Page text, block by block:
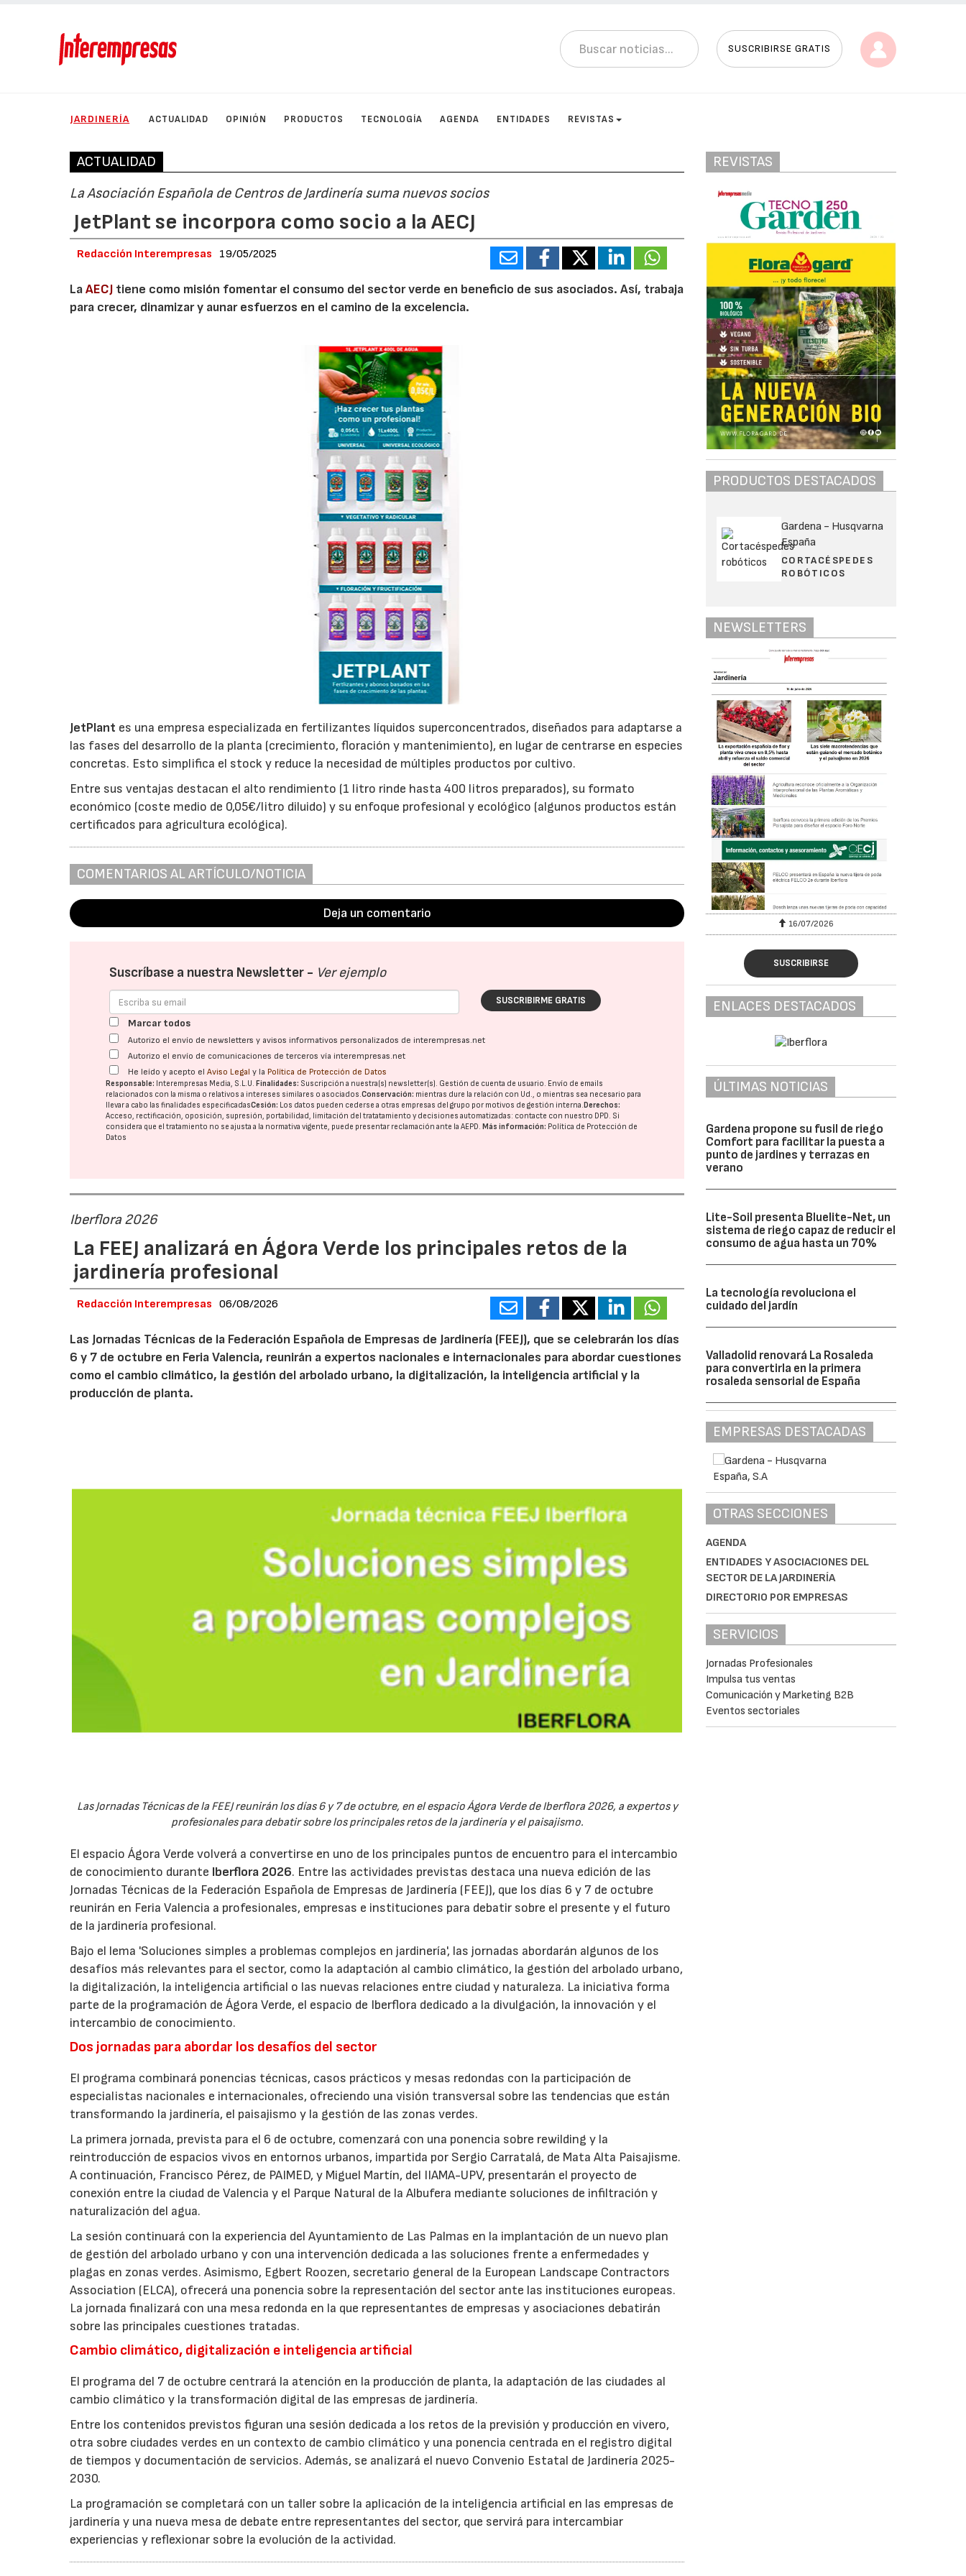
SUSCRIBIRSE GRATIS
JARDINERÍA ACTUALIDAD OPINIÓN PRODUCTOS TECNOLOGÍA AGENDA ENTIDADES REVISTAS
ACTUALIDAD
La Asociación Española de Centros de Jardinería suma nuevos socios
JetPlant se incorpora como socio a la AECJ
Redacción Interempresas 19/05/2025
LaAECJ tiene como misión fomentar el consumo del sector verde en beneficio de sus asociados. Así, trabaja
para crecer, dinamizar y aunar esfuerzos en el camino de la excelencia.
JetPlant es una empresa especializada en fertilizantes líquidos superconcentrados, diseñados para adaptarse a
las fases del desarrollo de la planta (crecimiento, floración y mantenimiento), en lugar de centrarse en especies
concretas. Esto simplifica el stock y reduce la necesidad de múltiples productos por cultivo.
Entre sus ventajas destacan el alto rendimiento (1 litro rinde hasta 400 litros preparados), su formato
económico (coste medio de 0,05€/litro diluido) y su enfoque profesional y ecológico (algunos productos están
certificados para agricultura ecológica).
COMENTARIOS AL ARTÍCULO/NOTICIA
Deja un comentario
Suscríbase a nuestra Newsletter - Ver ejemplo
SUSCRIBIRME GRATIS
Marcar todos
Autorizo el envío de newsletters y avisos informativos personalizados de interempresas.net
Autorizo el envío de comunicaciones de terceros vía interempresas.net
He leído y acepto elAviso Legal y la Política de Protección de Datos
Responsable: Interempresas Media, S.L.U.Finalidades: Suscripción a nuestra(s) newsletter(s). Gestión de cuenta de usuario. Envío de emails
relacionados con la misma o relativos a intereses similares o asociados.Conservación: mientras dure la relación con Ud., o mientras sea necesario para
llevar a cabo las finalidades especificadasCesión: Los datos pueden cederse a otras empresas del grupo por motivos de gestión interna.Derechos:
Acceso, rectificación, oposición, supresión, portabilidad, limitación del tratatamiento y decisiones automatizadas: contacte con nuestro DPD. Si
considera que el tratamiento no se ajusta a la normativa vigente, puede presentar reclamación ante laAEPD.Más información: Política de Protección de
Datos
Iberflora 2026
La FEEJ analizará en Ágora Verde los principales retos de la
jardinería profesional
Redacción Interempresas 06/08/2026
Las Jornadas Técnicas de la Federación Española de Empresas de Jardinería (FEEJ), que se celebrarán los días
6 y 7 de octubre en Feria Valencia, reunirán a expertos nacionales e internacionales para abordar cuestiones
como el cambio climático, la gestión del arbolado urbano, la digitalización, la inteligencia artificial y la
producción de planta.
Las Jornadas Técnicas de la FEEJ reunirán los días 6 y 7 de octubre, en el espacio Ágora Verde de Iberflora 2026, a expertos y
profesionales para debatir sobre los principales retos de la jardinería y el paisajismo.
El espacio Ágora Verde volverá a convertirse en uno de los principales puntos de encuentro para el intercambio
de conocimiento durante Iberflora 2026. Entre las actividades previstas destaca una nueva edición de las
Jornadas Técnicas de la Federación Española de Empresas de Jardinería (FEEJ), que los días 6 y 7 de octubre
reunirán en Feria Valencia a profesionales, empresas e instituciones para debatir sobre el presente y el futuro
de la jardinería profesional.
Bajo el lema 'Soluciones simples a problemas complejos en jardinería', las jornadas abordarán algunos de los
desafíos más relevantes para el sector, como la adaptación al cambio climático, la gestión del arbolado urbano,
la digitalización, la inteligencia artificial o las nuevas relaciones entre ciudad y naturaleza. La iniciativa forma
parte de la programación de Ágora Verde, el espacio de Iberflora dedicado a la divulgación, la innovación y el
intercambio de conocimiento.
Dos jornadas para abordar los desafíos del sector
El programa combinará ponencias técnicas, casos prácticos y mesas redondas con la participación de
especialistas nacionales e internacionales, ofreciendo una visión transversal sobre las tendencias que están
transformando la jardinería, el paisajismo y la gestión de las zonas verdes.
La primera jornada, prevista para el 6 de octubre, comenzará con una ponencia sobre rewilding y la
reintroducción de espacios vivos en entornos urbanos, impartida por Sergio Carratalá, de Mata Alta Paisajisme.
A continuación, Francisco Pérez, de PAIMED, y Miguel Martín, del IIAMA-UPV, presentarán el proyecto de
conexión entre la ciudad de Valencia y el Parque Natural de la Albufera mediante soluciones de infiltración y
naturalización del agua.
La sesión continuará con la experiencia del Ayuntamiento de Las Palmas en la implantación de un nuevo plan
de gestión del arbolado urbano y con una intervención dedicada a las soluciones frente a enfermedades y
plagas en zonas verdes. Asimismo, Egbert Roozen, secretario general de la European Landscape Contractors
Association (ELCA), ofrecerá una ponencia sobre la representación del sector ante las instituciones europeas.
La jornada finalizará con una mesa redonda en la que representantes de empresas y asociaciones debatirán
sobre las principales cuestiones tratadas.
Cambio climático, digitalización e inteligencia artificial
El programa del 7 de octubre centrará la atención en la producción de planta, la adaptación de las ciudades al
cambio climático y la transformación digital de las empresas de jardinería.
Entre los contenidos previstos figuran una sesión dedicada a los retos de la previsión y producción en vivero,
otra sobre ciudades verdes en un contexto de cambio climático y una ponencia centrada en el registro digital
de tiempos y documentación de servicios. Además, se analizará el nuevo Convenio Estatal de Jardinería 2025-
2030.
La programación se completará con un taller sobre la aplicación de la inteligencia artificial en las empresas de
jardinería y una nueva mesa de debate entre representantes del sector, que servirá para intercambiar
experiencias y reflexionar sobre la evolución de la actividad.
REVISTAS
PRODUCTOS DESTACADOS
Gardena - Husqvarna
España
CORTACÉSPEDES
ROBÓTICOS
NEWSLETTERS
16/07/2026
SUSCRIBIRSE
ENLACES DESTACADOS
ÚLTIMAS NOTICIAS
Gardena propone su fusil de riego
Comfort para facilitar la puesta a
punto de jardines y terrazas en
verano
Lite-Soil presenta Bluelite-Net, un
sistema de riego capaz de reducir el
consumo de agua hasta un 70%
La tecnología revoluciona el
cuidado del jardín
Valladolid renovará La Rosaleda
para convertirla en la primera
rosaleda sensorial de España
EMPRESAS DESTACADAS
OTRAS SECCIONES
AGENDA
ENTIDADES Y ASOCIACIONES DEL
SECTOR DE LA JARDINERÍA
DIRECTORIO POR EMPRESAS
SERVICIOS
Jornadas Profesionales
Impulsa tus ventas
Comunicación y Marketing B2B
Eventos sectoriales